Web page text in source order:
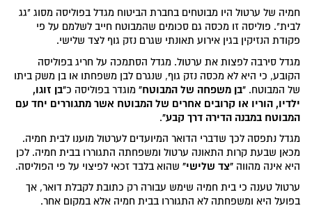
חמיה של ערטול היו מבוטחים בחברת הביטוח מגדל בפוליסה מסוג "גג
לבית". פוליסה זו מכסה גם סכומים שהמבוטח חייב לשלמם על פי
פקודת הנזיקין בגין אירוע תאונתי שגרם נזק גוף לצד שלישי.
מגדל סירבה לפצות את ערטול. מגדל הסתמכה על חריג בפוליסה
הקובע, כי היא לא מכסה נזק גוף, שנגרם לבן משפחתו או בן משק ביתו
של המבוטח."בן משפחה של המבוטח" מוגדר בפוליסה כ"בן זוגו,
ילדיו, הוריו או קרובים אחרים של המבוטח אשר מתגוררים יחד עם
המבוטח במבנה הדירה דרך קבע".
מגדל נתפסה לכך שדברי הדואר המיועדים לערטול מוענו לבית חמיה.
מכאן שבעת קרות התאונה ערטול ומשפחתה התגוררו בבית חמיה. לכן
היא אינה מהווה"צד שלישי" שהוא בלבד זכאי לפיצוי על פי הפוליסה.
ערטול טענה כי בית חמיה שימש עבורה רק כתובת לקבלת דואר, אך
בפועל היא ומשפחתה לא התגוררו בבית חמיה אלא במקום אחר.